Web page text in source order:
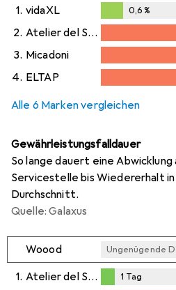
1. vidaXL
0,6%
0,6%
2. Atelier del Sofa
3. Micadoni
4. ELTAP
Alle 6 Marken vergleichen
Gewährleistungsfalldauer
So lange dauert eine
Servicestelle bis Wiedererhalt
Durchschnitt.
Quelle: Galaxus
Woood Ungenügende
1. Atelier del Sofa 1 Tag